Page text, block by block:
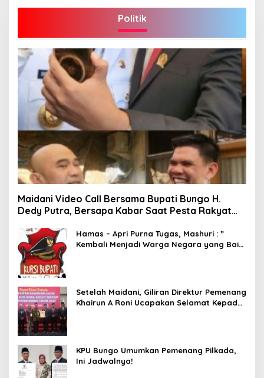
Politik
Maidani Video Call Bersama Bupati Bungo H.
Dedy Putra, Bersapa Kabar Saat Pesta Rakyat
Hamas – Apri Purna Tugas, Mashuri : ”
Kembali Menjadi Warga Negara yang Baik,
Setelah Maidani, Giliran Direktur Pemenang
Khairun A Roni Ucapakan Selamat Kepada
KPU Bungo Umumkan Pemenang Pilkada,
Ini Jadwalnya!